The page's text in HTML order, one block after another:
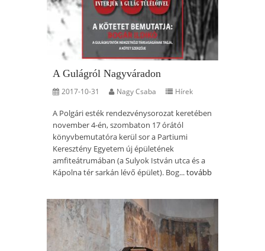
A Gulágról Nagyváradon
2017-10-31 Nagy Csaba Hírek
A Polgári esték rendezvénysorozat keretében
november 4-én, szombaton 17 órától
könyvbemutatóra kerül sor a Partiumi
Keresztény Egyetem új épületének
amfiteátrumában (a Sulyok István utca és a
Kápolna tér sarkán lévő épület). Bog...tovább